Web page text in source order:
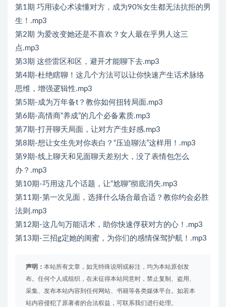
第1期 巧用读心术读懂对方，成为90%女生都无法抗拒的男
生！.mp3
第2期 为爱改变她还是不喜欢？女人最在乎男人这三
点.mp3
第3期 这些雷区和区，避开才能聊下去.mp3
第4期-杜绝瞎聊！这几个方法可以让你快速产生话术脉络
思维，增强逻辑性.mp3
第5期-成为万年备t？教你如何扭转局面.mp3
第6期-高情商“养成”的几个必备素质.mp3
第7期-打开聊天局面，让对方产生好感.mp3
第8期-想让女生先对你表白？“压迫聊法”这样用！.mp3
第9期-线上聊天和见面聊天差别大，没了表情包怎么
办？.mp3
第10期-巧用这几个话题，让“尬聊”彻底消失.mp3
第11期-第一次见面，选择什么场合最合适？教你约会必胜
法则.mp3
第12期-这几句万能话术，助你快速俘获对方的心！.mp3
第13期-三招g定她的闺蜜，为你们的感情保驾护航！.mp3
声明： 本站所有文章，如无特殊说明或标注，均为本站原创发
布。任何个人或组织，在未征得本站同意时，禁止复制、盗用、
采集、发布本站内容到任何网站、书籍等各类媒体平台。如若本
站内容侵犯了原著者的合法权益，可联系我们进行处理。